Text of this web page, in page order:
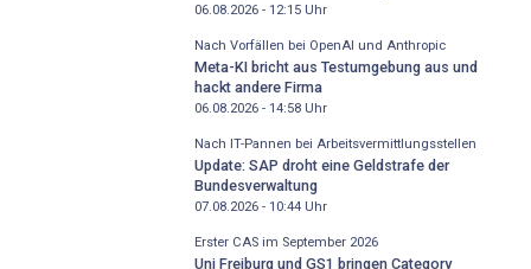
06.08.2026 - 12:15Uhr
Nach Vorfällen bei OpenAI und Anthropic
Meta-KI bricht aus Testumgebung aus und
hackt andere Firma
06.08.2026 - 14:58Uhr
Nach IT-Pannen bei Arbeitsvermittlungsstellen
Update: SAP droht eine Geldstrafe der
Bundesverwaltung
07.08.2026 - 10:44Uhr
Erster CAS im September 2026
Uni Freiburg und GS1 bringen Category